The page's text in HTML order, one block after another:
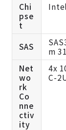
Chi
pse
t
SAS
m
Net
wo
rk
Co
nne
ctiv
ity
4x
C-